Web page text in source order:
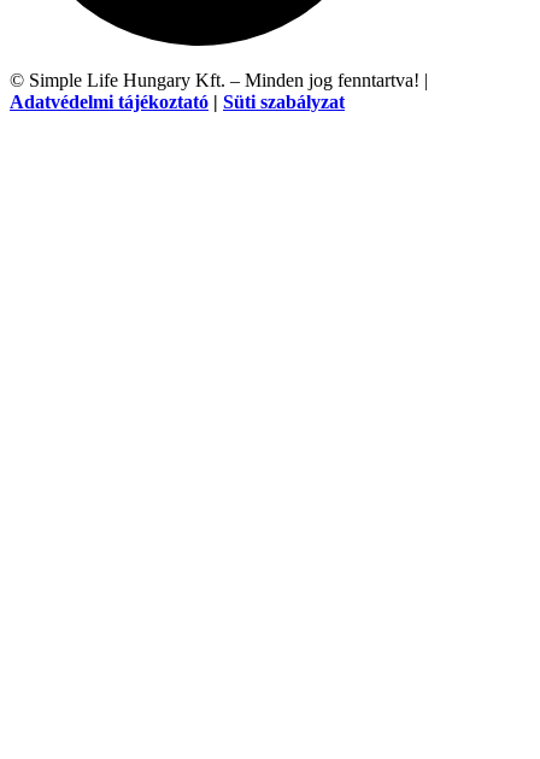
© Simple Life Hungary Kft. – Minden jog fenntartva! |
Adatvédelmi tájékoztató | Süti szabályzat